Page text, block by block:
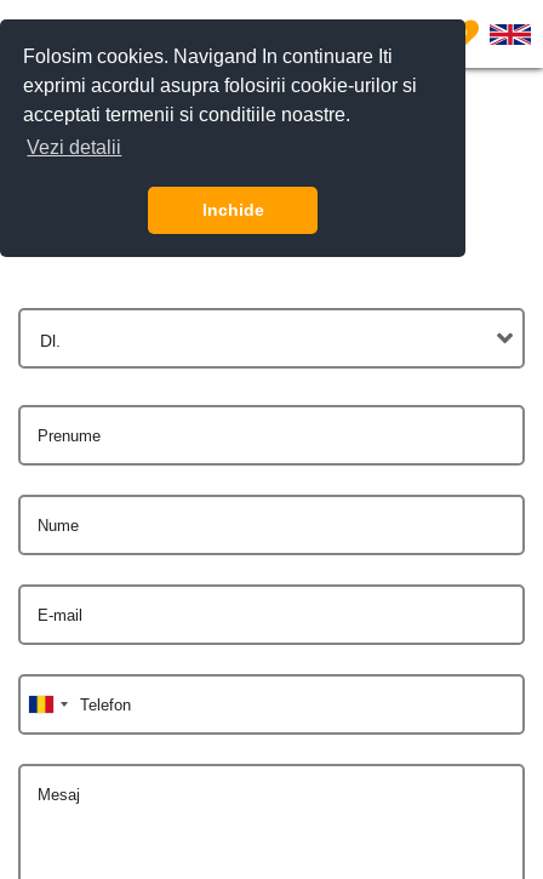
Folosim cookies. Navigand In continuare Iti
exprimi acordul asupra folosirii cookie-urilor si
acceptati termenii si conditiile noastre.
Vezi detalii
Inchide
0
Contactează-ne
Dl.
Prenume
Nume
E-mail
Telefon
Mesaj